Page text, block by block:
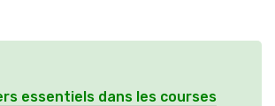
essentiels dans les courses